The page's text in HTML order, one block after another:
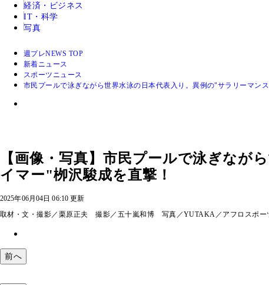
経済・ビジネス
IT・科学
写真
週プレNEWS TOP
新着ニュース
スポーツニュース
市民プールで泳ぎながら世界水泳の日本代表入り。異例の"サラリーマン
【画像・写真】市民プールで泳ぎなが
イマー"栁沢駿成を直撃！
2025年06月04日 06:10 更新
取材・文・撮影／栗原正夫 撮影／五十嵐和博 写真／YUTAKA／アフロスポー
前へ